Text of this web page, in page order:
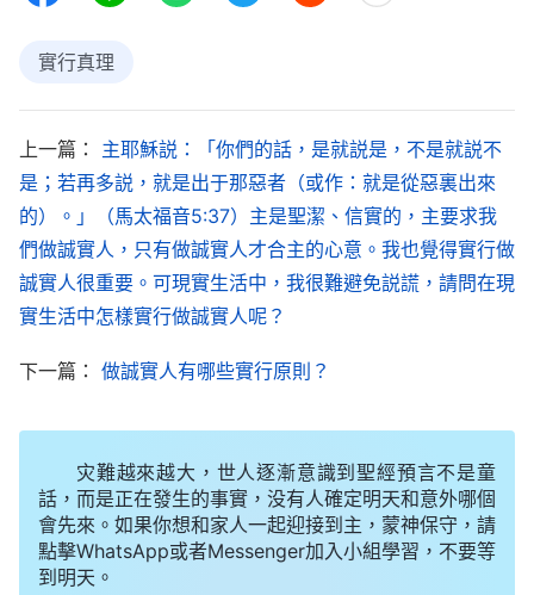
做人的，人并没有把神的話當作真理來對待，來實
活》
信神要想性情變化脱離了現實生活不行，你能在
現實生活之中認識自己，背叛自己，實行真理，而且
能在凡事上都學習做人的原則，學習做人的常識、規
活，那你將永遠進入不了實際，永遠不能對自己、對
真理、對神有認識，你永遠是一個瞎眼無知的人。神
拯救人的工作并不是讓人在短期内就能有正常人的生
活，也不是為改變人的錯誤的觀念與道理，而是為了
改變人的舊性情，改變人的一切舊生活，改變人的一
實行真理
上一篇： 主耶穌説：「你們的話，是就説是，不是就説不
是；若再多説，就是出于那惡者（或作：就是從惡裏出來
的）。」（馬太福音5:37）主是聖潔、信實的，主要求我
們做誠實人，只有做誠實人才合主的心意。我也覺得實行做
誠實人很重要。可現實生活中，我很難避免説謊，請問在現
實生活中怎樣實行做誠實人呢？
下一篇： 做誠實人有哪些實行原則？
灾難越來越大，世人逐漸意識到聖經預言不是童
話，而是正在發生的事實，没有人確定明天和意外哪個
會先來。如果你想和家人一起迎接到主，蒙神保守，請
點擊WhatsApp或者Messenger加入小組學習，不要等
到明天。